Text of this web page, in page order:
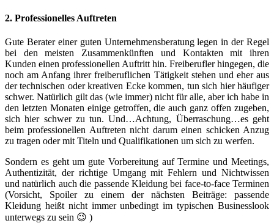
2. Professionelles Auftreten
Gute Berater einer guten Unternehmensberatung legen in der Regel
bei den meisten Zusammenkünften und Kontakten mit ihren
Kunden einen professionellen Auftritt hin. Freiberufler hingegen, die
noch am Anfang ihrer freiberuflichen Tätigkeit stehen und eher aus
der technischen oder kreativen Ecke kommen, tun sich hier häufiger
schwer. Natürlich gilt das (wie immer) nicht für alle, aber ich habe in
den letzten Monaten einige getroffen, die auch ganz offen zugeben,
sich hier schwer zu tun. Und…Achtung, Überraschung…es geht
beim professionellen Auftreten nicht darum einen schicken Anzug
zu tragen oder mit Titeln und Qualifikationen um sich zu werfen.
Sondern es geht um gute Vorbereitung auf Termine und Meetings,
Authentizität, der richtige Umgang mit Fehlern und Nichtwissen
und natürlich auch die passende Kleidung bei face-to-face Terminen
(Vorsicht, Spoiler zu einem der nächsten Beiträge: passende
Kleidung heißt nicht immer unbedingt im typischen Businesslook
unterwegs zu sein 😉 )